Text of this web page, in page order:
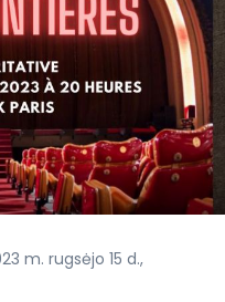
m. rugsėjo 15 d.,